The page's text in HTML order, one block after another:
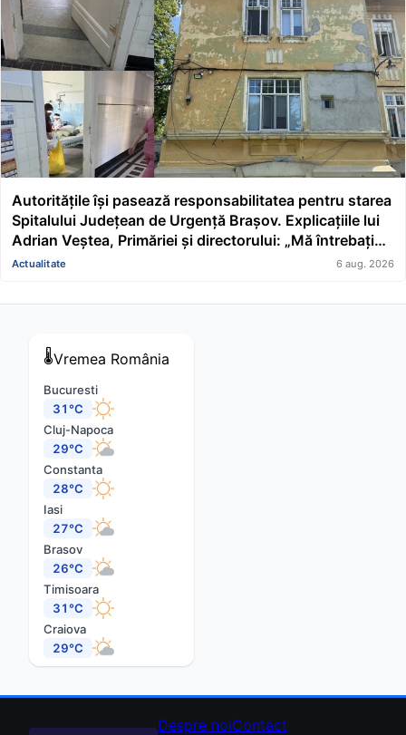
Autoritățile își pasează responsabilitatea pentru starea
Spitalului Județean de Urgență Brașov. Explicațiile lui
Adrian Veștea, Primăriei și directorului: „Mă întrebați
pe mine de ce nu s-au renovat în ultimii 36 de ani?”
Actualitate 6 aug. 2026
🌡️Vremea România
Bucuresti
31°C
Cluj-Napoca
29°C
Constanta
28°C
Iasi
27°C
Brasov
26°C
Timisoara
31°C
Craiova
29°C
Despre noiContact